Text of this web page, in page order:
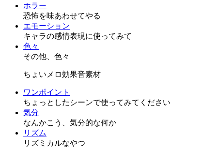
ホラー
恐怖を味あわせてやる
エモーション
キャラの感情表現に使ってみて
色々
その他、色々
ちょいメロ効果音素材
ワンポイント
ちょっとしたシーンで使ってみてください
気分
なんかこう、気分的な何か
リズム
リズミカルなやつ